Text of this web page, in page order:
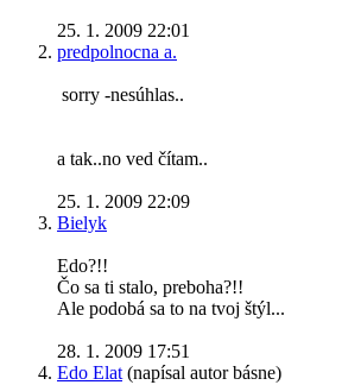
25. 1. 2009 22:01
predpolnocna a.
sorry -nesúhlas..
a tak..no ved čítam..
25. 1. 2009 22:09
Bielyk
Edo?!!
Čo sa ti stalo, preboha?!!
Ale podobá sa to na tvoj štýl...
28. 1. 2009 17:51
Edo Elat (napísal autor básne)